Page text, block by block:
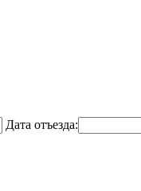
Дата отъезда: